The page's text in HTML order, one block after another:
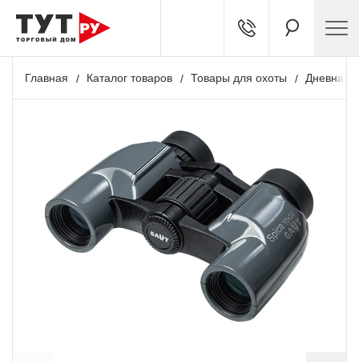
Главная Каталог товаров Товары для охоты Дневная
+ 310 бонусов